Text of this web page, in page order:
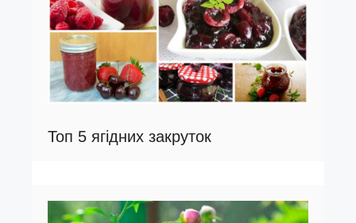
Топ 5 ягідних закруток